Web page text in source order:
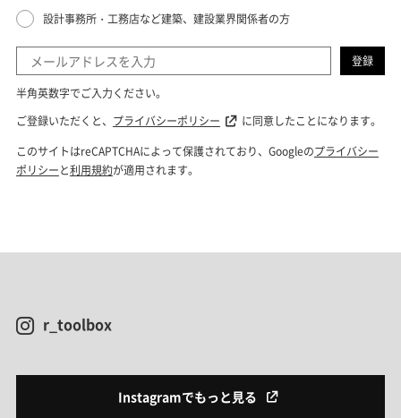
r_toolbox
Instagramでもっと見る